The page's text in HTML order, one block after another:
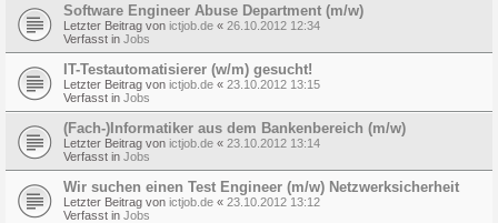
Software Engineer Abuse Department (m/w)
Letzter Beitrag von ictjob.de « 26.10.2012 12:34
Verfasst in Jobs
IT-Testautomatisierer (w/m) gesucht!
Letzter Beitrag von ictjob.de « 23.10.2012 13:15
Verfasst in Jobs
(Fach-)Informatiker aus dem Bankenbereich (m/w)
Letzter Beitrag von ictjob.de « 23.10.2012 13:14
Verfasst in Jobs
Wir suchen einen Test Engineer (m/w) Netzwerksicherheit
Letzter Beitrag von ictjob.de « 23.10.2012 13:12
Verfasst in Jobs